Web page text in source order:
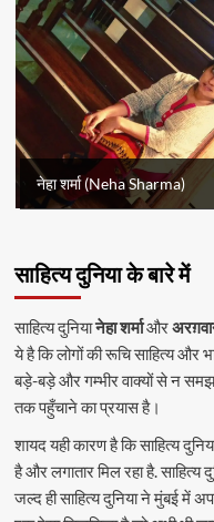
नेहा शर्मा (Neha Sharma)
साहित्य दुनिया के बारे में
साहित्य दुनियानेहा शर्माऔर
ये है कि लोगों की रूचि साहित्य और
बड़े-बड़े और गम्भीर वाक्यों से न
तक पहुँचाने का प्रयास है।
शायद यही कारण है कि साहित्य
है और लगातार मिल रहा है.
जल्द ही साहित्य दुनिया ने मुंबई में